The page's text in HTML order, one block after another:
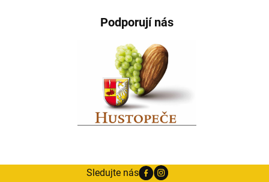
Podporují nás
Sledujte nás